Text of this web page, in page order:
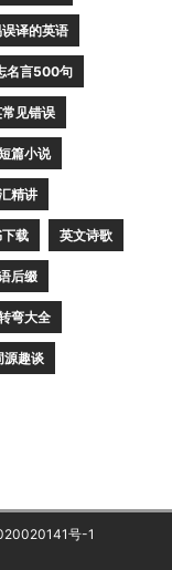
译的英语
名言500句
见错误
篇小说
精讲
载 英文诗歌
后缀
弯大全
源趣谈
号-1